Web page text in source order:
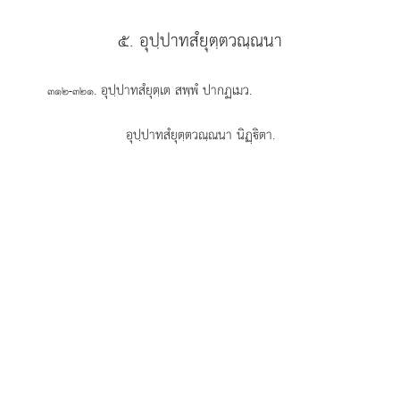
๕. อุปฺปาทสํยุตฺตวณฺณนา
๓๑๒-๓๒๑. อุปฺปาทสํยุตฺเตสพฺพํ ปากฏเมว.
อุปฺปาทสํยุตฺตวณฺณนา นิฏฺิตา.